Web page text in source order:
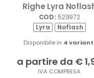
Righe Lyra
COD: 529972
Lyra
Noflash
Disponibile in 4
a partire da €
IVA COMPRESA